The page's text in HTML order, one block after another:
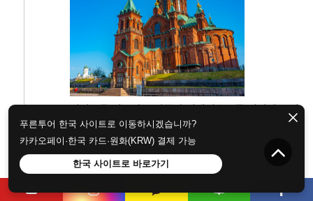
핀란드를 대표하는 작곡가 시벨리우스를 기념해 조성
된시벨리우스 공원을 방문해 예술과 자연이 어우러진
공간을 감상합니다.
북유럽 최대 규모의 러시아 정교회인
우스펜스키 사원
을 둘러보며 헬싱키의 이국적인 건축미와 역사적 깊이
푸른투어 한국 사이트로 이동하시겠습니까?
카카오페이·한국 카드·원화(KRW) 결제 가능
한국 사이트로 바로가기